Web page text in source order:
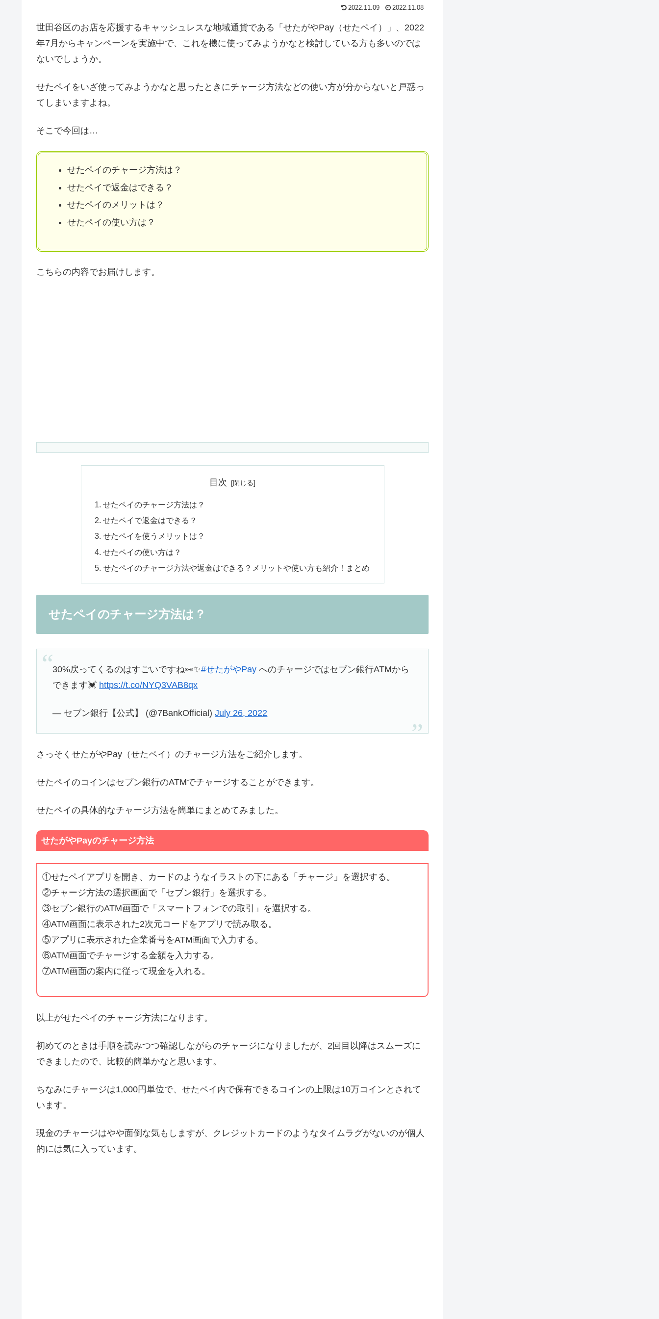
2022.11.09 2022.11.08
世田谷区のお店を応援するキャッシュレスな地域通貨である「せたがやPay（せたペイ）」、2022
年7月からキャンペーンを実施中で、これを機に使ってみようかなと検討している方も多いのでは
ないでしょうか。
せたペイをいざ使ってみようかなと思ったときにチャージ方法などの使い方が分からないと戸惑っ
てしまいますよね。
そこで今回は…
せたペイのチャージ方法は？
せたペイで返金はできる？
せたペイのメリットは？
せたペイの使い方は？
こちらの内容でお届けします。
目次
せたペイのチャージ方法は？
せたペイで返金はできる？
せたペイを使うメリットは？
せたペイの使い方は？
せたペイのチャージ方法や返金はできる？メリットや使い方も紹介！まとめ
せたペイのチャージ方法は？
30%戻ってくるのはすごいですね👀✨#せたがやPay へのチャージではセブン銀行ATMから
できます💓 https://t.co/NYQ3VAB8qx
— セブン銀行【公式】 (@7BankOfficial)July 26, 2022
さっそくせたがやPay（せたペイ）のチャージ方法をご紹介します。
せたペイのコインはセブン銀行のATMでチャージすることができます。
せたペイの具体的なチャージ方法を簡単にまとめてみました。
せたがやPayのチャージ方法
①せたペイアプリを開き、カードのようなイラストの下にある「チャージ」を選択する。
②チャージ方法の選択画面で「セブン銀行」を選択する。
③セブン銀行のATM画面で「スマートフォンでの取引」を選択する。
④ATM画面に表示された2次元コードをアプリで読み取る。
⑤アプリに表示された企業番号をATM画面で入力する。
⑥ATM画面でチャージする金額を入力する。
⑦ATM画面の案内に従って現金を入れる。
以上がせたペイのチャージ方法になります。
初めてのときは手順を読みつつ確認しながらのチャージになりましたが、2回目以降はスムーズに
できましたので、比較的簡単かなと思います。
ちなみにチャージは1,000円単位で、せたペイ内で保有できるコインの上限は10万コインとされて
います。
現金のチャージはやや面倒な気もしますが、クレジットカードのようなタイムラグがないのが個人
的には気に入っています。